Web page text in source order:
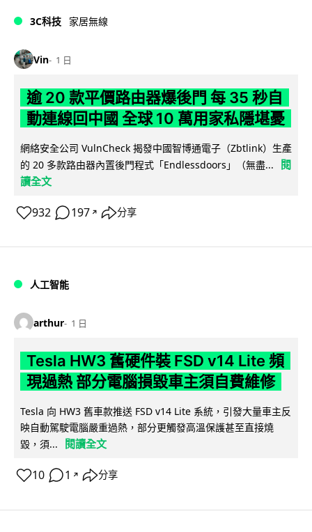
3C科技 家居無線
Vin 1 日
逾 20 款平價路由器爆後門 每 35 秒自
動連線回中國 全球 10 萬用家私隱堪憂
網絡安全公司 VulnCheck 揭發中國智博通電子（Zbtlink）生產
的 20 多款路由器內置後門程式「Endlessdoors」（無盡...
閱
讀全文
932 197 ↗ 分享
人工智能
arthur 1 日
Tesla HW3 舊硬件裝 FSD v14 Lite 頻
現過熱 部分電腦損毀車主須自費維修
Tesla 向 HW3 舊車款推送 FSD v14 Lite 系統，引發大量車主反
映自動駕駛電腦嚴重過熱，部分更觸發高溫保護甚至直接燒
毀，須...
閱讀全文
10 1 ↗ 分享